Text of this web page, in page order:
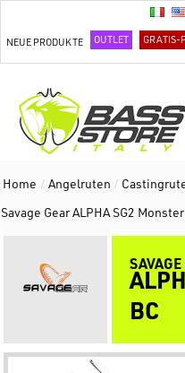
NEUE PRODUKTE OUTLET GRATIS-
Home / Angelruten /
Savage Gear ALPHA SG2
BC